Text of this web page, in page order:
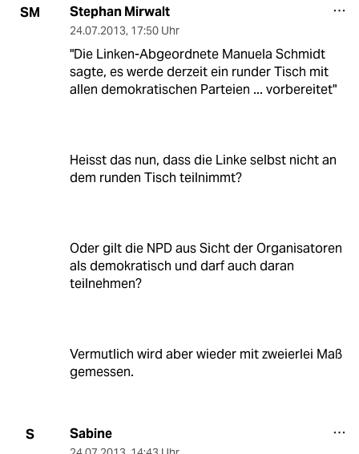
SM Stephan Mirwalt
24.07.2013, 17:50 Uhr
"Die Linken-Abgeordnete Manuela Schmidt
sagte, es werde derzeit ein runder Tisch mit
allen demokratischen Parteien ... vorbereitet"
Heisst das nun, dass die Linke selbst nicht an
dem runden Tisch teilnimmt?
Oder gilt die NPD aus Sicht der Organisatoren
als demokratisch und darf auch daran
teilnehmen?
Vermutlich wird aber wieder mit zweierlei Maß
gemessen.
S Sabine